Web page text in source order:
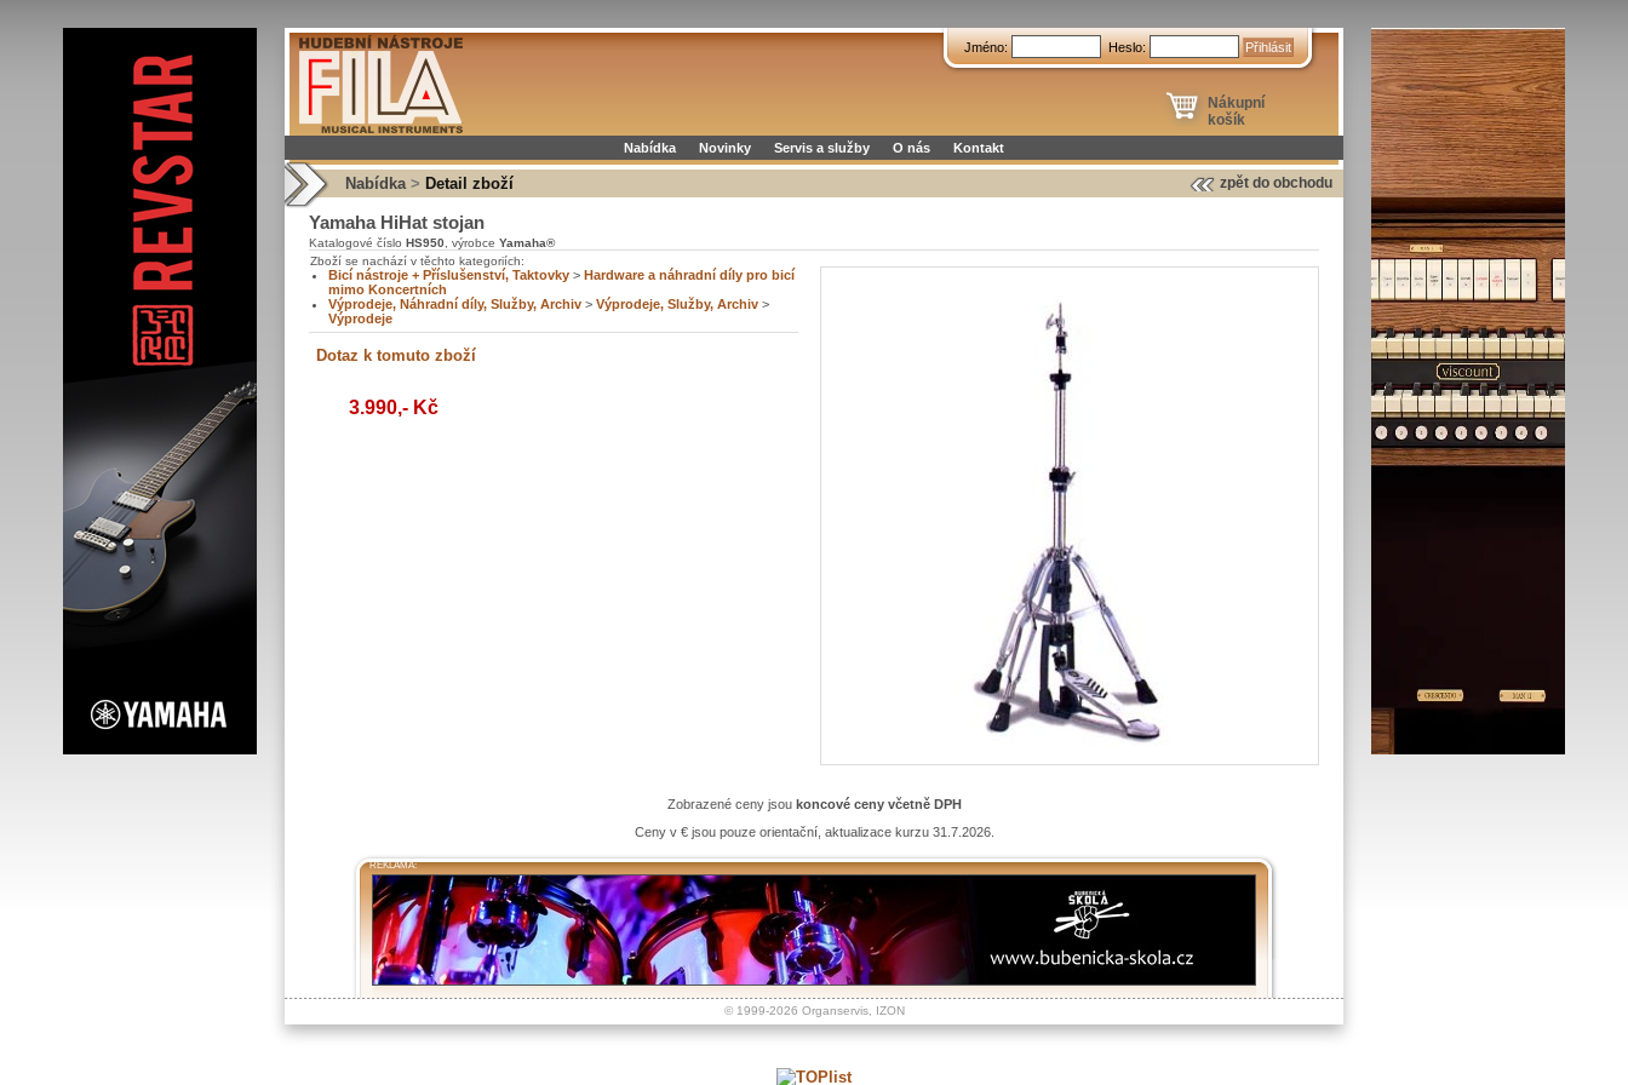
Nákupní
košík
Jméno: Heslo:
Nabídka Novinky Servis a služby O nás Kontakt
Nabídka > Detail zboží zpět do obchodu
Yamaha HiHat stojan
Katalogové číslo HS950 , výrobce Yamaha®
Zboží se nachází v těchto kategoriích:
Bicí nástroje + Příslušenství, Taktovky > Hardware a náhradní díly pro bicí
mimo Koncertních
Výprodeje, Náhradní díly, Služby, Archiv > Výprodeje, Služby, Archiv >
Výprodeje
3.990,- Kč
Zobrazené ceny jsou koncové ceny včetně DPH
Ceny v € jsou pouze orientační, aktualizace kurzu 31.7.2026.
REKLAMA:
© 1999-2026 Organservis, IZON